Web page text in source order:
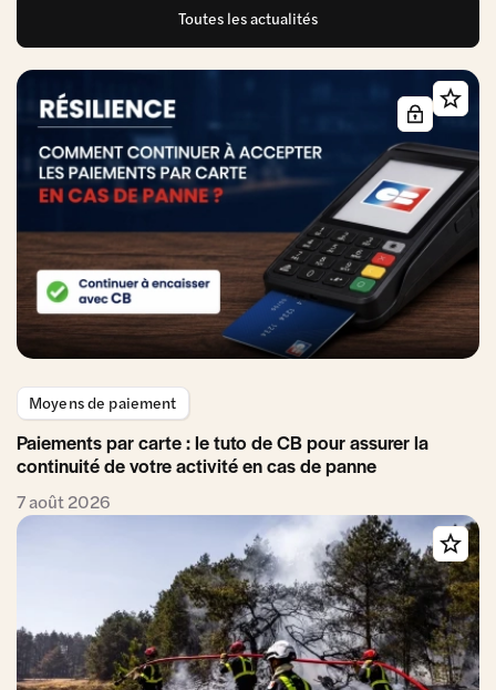
Toutes les actualités
Moyens de paiement
Paiements par carte : le tuto de CB pour assurer la
continuité de votre activité en cas de panne
7 août 2026